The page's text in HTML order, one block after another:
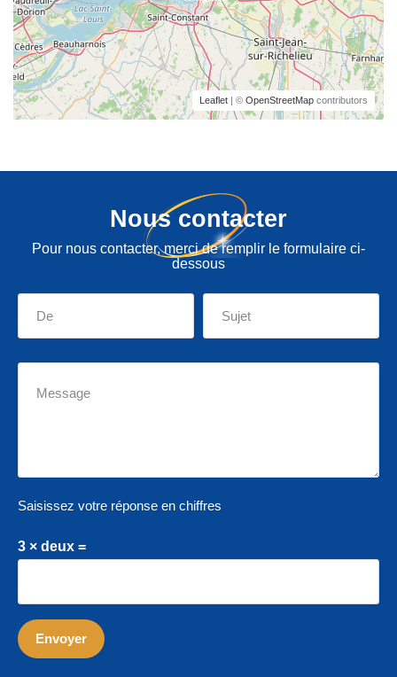
Leaflet | © OpenStreetMap contributors
Nous contacter
Pour nous contacter, merci de remplir le formulaire ci-
dessous
Saisissez votre réponse en chiffres
3 × deux =